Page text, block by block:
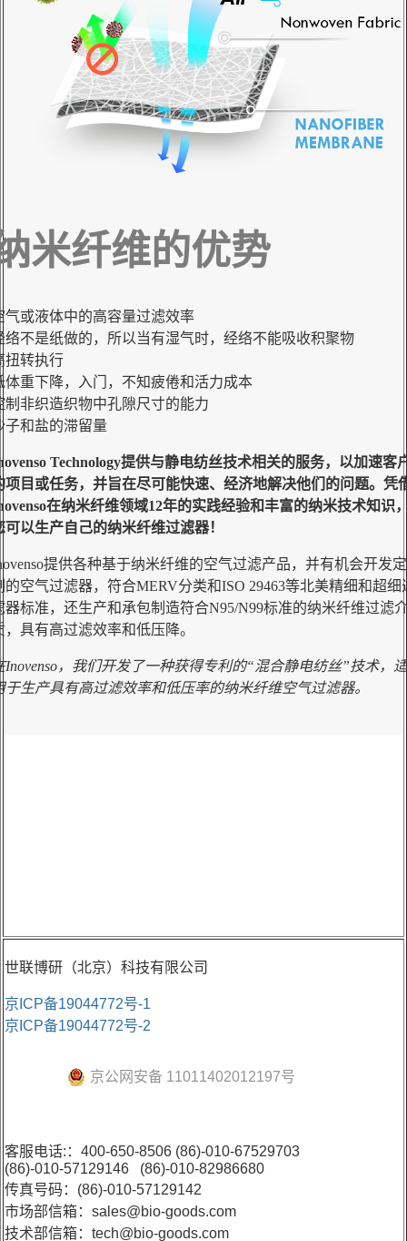
米纤维的优势
气或液体中的高容量过滤效率
络不是纸做的，所以当有湿气时，经络不能吸收积聚物
扭转执行
体重下降，入门，不知疲倦和活力成本
制非织造织物中孔隙尺寸的能力
子和盐的滞留量
Technology提供与静电纺丝技术相关的服务，以加速客
项目或任务，并旨在尽可能快速、经济地解决他们的问题。凭
在纳米纤维领域12年的实践经验和丰富的纳米技术知识
可以生产自己的纳米纤维过滤器！
提供各种基于纳米纤维的空气过滤产品，并有机会开发定
的空气过滤器，符合MERV分类和ISO 29463等北美精细和超细
器标准，还生产和承包制造符合N95/N99标准的纳米纤维过滤
，具有高过滤效率和低压降。
Inovenso，我们开发了一种获得专利的“混合静电纺丝”技术，适
于生产具有高过滤效率和低压率的纳米纤维空气过滤器。
世联博研（北京）科技有限公司
京ICP备19044772号-1
京ICP备19044772号-2
京公网安备 11011402012197号
客服电话:：400-650-8506 (86)-010-67529703
(86)-010-57129146 (86)-010-82986680
传真号码：(86)-010-57129142
市场部信箱：sales@bio-goods.com
技术部信箱：tech@bio-goods.com